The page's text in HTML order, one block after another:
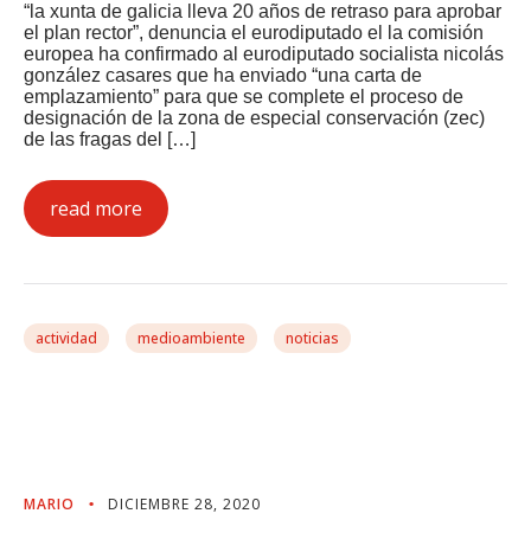
“la xunta de galicia lleva 20 años de retraso para aprobar
el plan rector”, denuncia el eurodiputado el la comisión
europea ha confirmado al eurodiputado socialista nicolás
gonzález casares que ha enviado “una carta de
emplazamiento” para que se complete el proceso de
designación de la zona de especial conservación (zec)
de las fragas del […]
read more
actividad medioambiente noticias
MARIO DICIEMBRE 28, 2020